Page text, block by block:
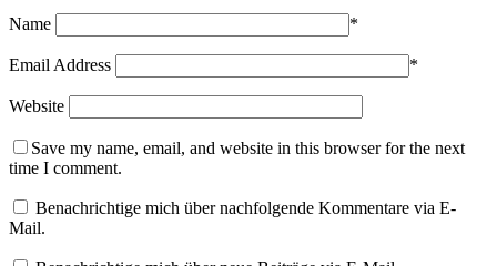
Name *
Email Address *
Website
Save my name, email, and website in this browser for the next
time I comment.
Benachrichtige mich über nachfolgende Kommentare via E-
Mail.